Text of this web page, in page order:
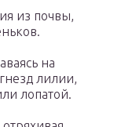
из почвы,
на
лилии,
лопатой.